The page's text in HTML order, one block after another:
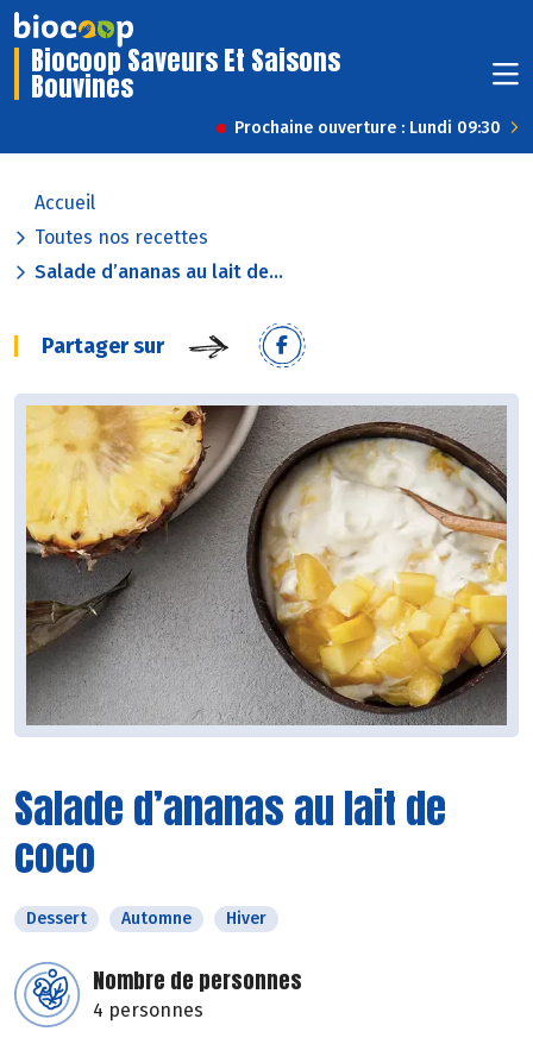
Biocoop Saveurs Et Saisons
Bouvines
Prochaine ouverture : Lundi 09:30
Accueil
Toutes nos recettes
Salade d’ananas au lait de...
Partager sur
Salade d’ananas au lait de
coco
Dessert Automne Hiver
Nombre de personnes
4 personnes